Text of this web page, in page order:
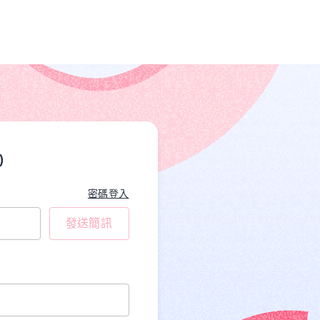
密碼登入
發送簡訊